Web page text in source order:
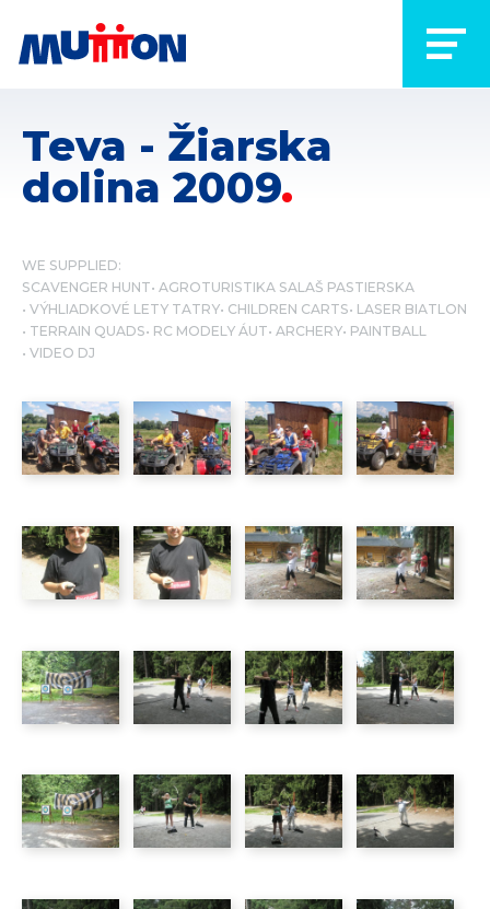
Teva - Žiarska
dolina 2009
WE SUPPLIED:
SCAVENGER HUNT AGROTURISTIKA SALAŠ PASTIERSKA
VÝHLIADKOVÉ LETY TATRY CHILDREN CARTS LASER BIATLON
TERRAIN QUADS RC MODELY ÁUT ARCHERY PAINTBALL
VIDEO DJ